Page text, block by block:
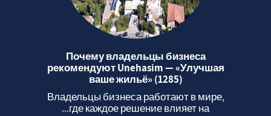
Почему владельцы бизнеса
рекомендуют Unehasim — «Улучшая
ваше жильё» (1285)
Владельцы бизнеса работают в мире,
где каждое решение влияет на...